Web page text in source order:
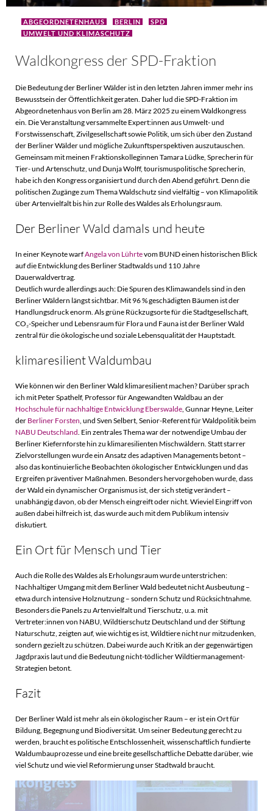
ABGEORDNETENHAUS BERLIN
SPD
UMWELT UND KLIMASCHUTZ
Waldkongress der SPD-Fraktion
Die Bedeutung der Berliner Wälder ist in den letzten Jahren immer mehr ins
Bewusstsein der Öffentlichkeit geraten. Daher lud die SPD-Fraktion im
Abgeordnetenhaus von Berlin am 28. März 2025 zu einem Waldkongress
ein. Die Veranstaltung versammelte Expert:innen aus Umwelt- und
Forstwissenschaft, Zivilgesellschaft sowie Politik, um sich über den Zustand
der Berliner Wälder und mögliche Zukunftsperspektiven auszutauschen.
Gemeinsam mit meinen Fraktionskolleginnen Tamara Lüdke, Sprecherin für
Tier- und Artenschutz, und Dunja Wolff, tourismuspolitische Sprecherin,
habe ich den Kongress organisiert und durch den Abend geführt. Denn die
politischen Zugänge zum Thema Waldschutz sind vielfältig – von Klimapolitik
über Artenvielfalt bis hin zur Rolle des Waldes als Erholungsraum.
Der Berliner Wald damals und heute
In einer Keynote warfAngela von Lührtevom BUND einen historischen Blick
auf die Entwicklung des Berliner Stadtwalds und 110 Jahre
Dauerwaldvertrag.
Deutlich wurde allerdings auch: Die Spuren des Klimawandels sind in den
Berliner Wäldern längst sichtbar. Mit 96 % geschädigten Bäumen ist der
Handlungsdruck enorm. Als grüne Rückzugsorte für die Stadtgesellschaft,
CO₂-Speicher und Lebensraum für Flora und Fauna ist der Berliner Wald
zentral für die ökologische und soziale Lebensqualität der Hauptstadt.
klimaresilient Waldumbau
Wie können wir den Berliner Wald klimaresilient machen? Darüber sprach
ich mit Peter Spathelf, Professor für Angewandten Waldbau an der
Hochschule für nachhaltige Entwicklung Eberswalde, Gunnar Heyne, Leiter
der Berliner Forsten, und Sven Selbert, Senior-Referent für Waldpolitik beim
NABU Deutschland. Ein zentrales Thema war der notwendige Umbau der
Berliner Kiefernforste hin zu klimaresilienten Mischwäldern. Statt starrer
Zielvorstellungen wurde ein Ansatz des adaptiven Managements betont –
also das kontinuierliche Beobachten ökologischer Entwicklungen und das
Ergreifen präventiver Maßnahmen. Besonders hervorgehoben wurde, dass
der Wald ein dynamischer Organismus ist, der sich stetig verändert –
unabhängig davon, ob der Mensch eingreift oder nicht. Wieviel Eingriff von
außen dabei hilfreich ist, das wurde auch mit dem Publikum intensiv
diskutiert.
Ein Ort für Mensch und Tier
Auch die Rolle des Waldes als Erholungsraum wurde unterstrichen:
Nachhaltiger Umgang mit dem Berliner Wald bedeutet nicht Ausbeutung –
etwa durch intensive Holznutzung – sondern Schutz und Rücksichtnahme.
Besonders die Panels zu Artenvielfalt und Tierschutz, u.a. mit
Vertreter:innen von NABU, Wildtierschutz Deutschland und der Stiftung
Naturschutz, zeigten auf, wie wichtig es ist, Wildtiere nicht nur mitzudenken,
sondern gezielt zu schützen. Dabei wurde auch Kritik an der gegenwärtigen
Jagdpraxis laut und die Bedeutung nicht-tödlicher Wildtiermanagement-
Strategien betont.
Fazit
Der Berliner Wald ist mehr als ein ökologischer Raum – er ist ein Ort für
Bildung, Begegnung und Biodiversität. Um seiner Bedeutung gerecht zu
werden, braucht es politische Entschlossenheit, wissenschaftlich fundierte
Waldumbauprozesse und eine breite gesellschaftliche Debatte darüber, wie
viel Schutz und wie viel Reformierung unser Stadtwald braucht.